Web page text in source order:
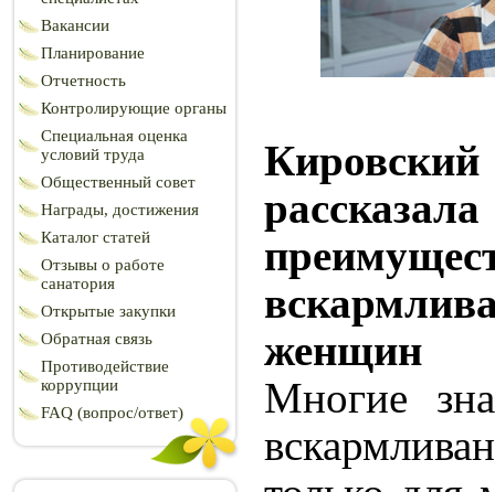
Вакансии
Планирование
Отчетность
Контролирующие органы
Специальная оценка
условий труда
Общественный совет
Награды, достижения
Каталог статей
Отзывы о работе
санатория
Открытые закупки
Обратная связь
Противодействие
коррупции
FAQ (вопрос/ответ)
женщин
Многие